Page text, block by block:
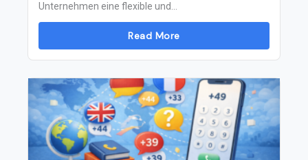
Unternehmen eine flexible und...
Read More